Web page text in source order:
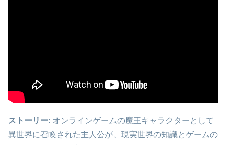
ストーリー: オンラインゲームの魔王キャラクターとして
異世界に召喚された主人公が、現実世界の知識とゲームの